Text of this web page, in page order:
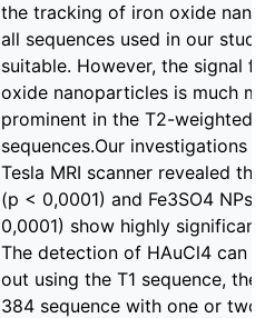
the tracking of iron oxide
all sequences used in our
suitable. However, the signal
oxide nanoparticles is much
prominent in the T2-weighted
sequences.Our investigations
Tesla MRI scanner revealed
(p < 0,0001) and Fe3SO4 NPs
0,0001) show highly
The detection of HAuCl4 can
out using the T1 sequence, the
384 sequence with one or two